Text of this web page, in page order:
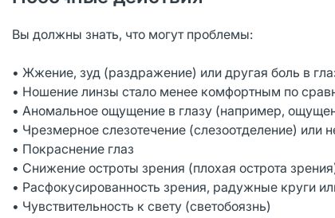
Вы должны знать, что могут проблемы:
• Жжение, зуд (раздражение) или другая боль в
• Ношение линзы стало менее комфортным по
• Аномальное ощущение в глазу (например,
• Чрезмерное слезотечение (слезоотделение) или
• Покраснение глаз
• Снижение остроты зрения (плохая острота
• Расфокусированность зрения, радужные круги
• Чувствительность к свету (светобоязнь)